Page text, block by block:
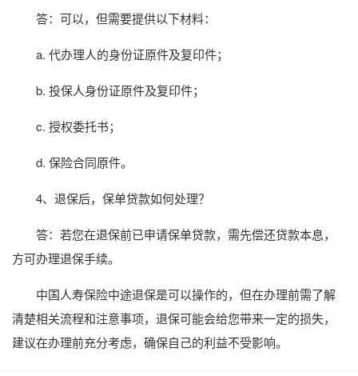
答：可以，但需要提供以下材料：
a. 代办理人的身份证原件及复印件；
b. 投保人身份证原件及复印件；
c. 授权委托书；
d. 保险合同原件。
4、退保后，保单贷款如何处理？
答：若您在退保前已申请保单贷款，需先偿还贷款本息，
方可办理退保手续。
中国人寿保险中途退保是可以操作的，但在办理前需了解
清楚相关流程和注意事项，退保可能会给您带来一定的损失，
建议在办理前充分考虑，确保自己的利益不受影响。